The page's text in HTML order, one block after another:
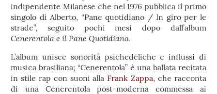
indipendente Milanese che nel 1976 pubblica il primo
singolo di Alberto, “Pane quotidiano / In giro per le
strade”, seguito pochi mesi dopo dall’album
Cenerentola e il Pane Quotidiano.
L’album unisce sonorità psichedeliche e influssi di
musica brasiliana; “Cenerentola” è una ballata recitata
in stile rap con suoni alla FrankZappa, che racconta
di una Cenerentola post-moderna commessa ai